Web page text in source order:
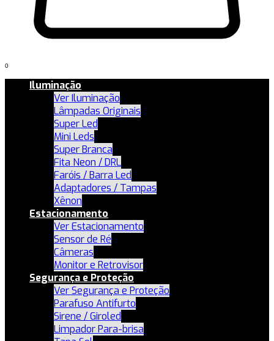
0
Iluminação
Ver Iluminação
Lâmpadas Originais
Super Led
Mini Leds
Super Branca
Fita Neon / DRL
Faróis / Barra Led
Adaptadores / Tampas
Xênon
Estacionamento
Ver Estacionamento
Sensor de Ré
Câmeras
Monitor e Retrovisor
Segurança e Proteção
Ver Segurança e Proteção
Parafuso Antifurto
Sirene / Giroled
Limpador Para-brisa